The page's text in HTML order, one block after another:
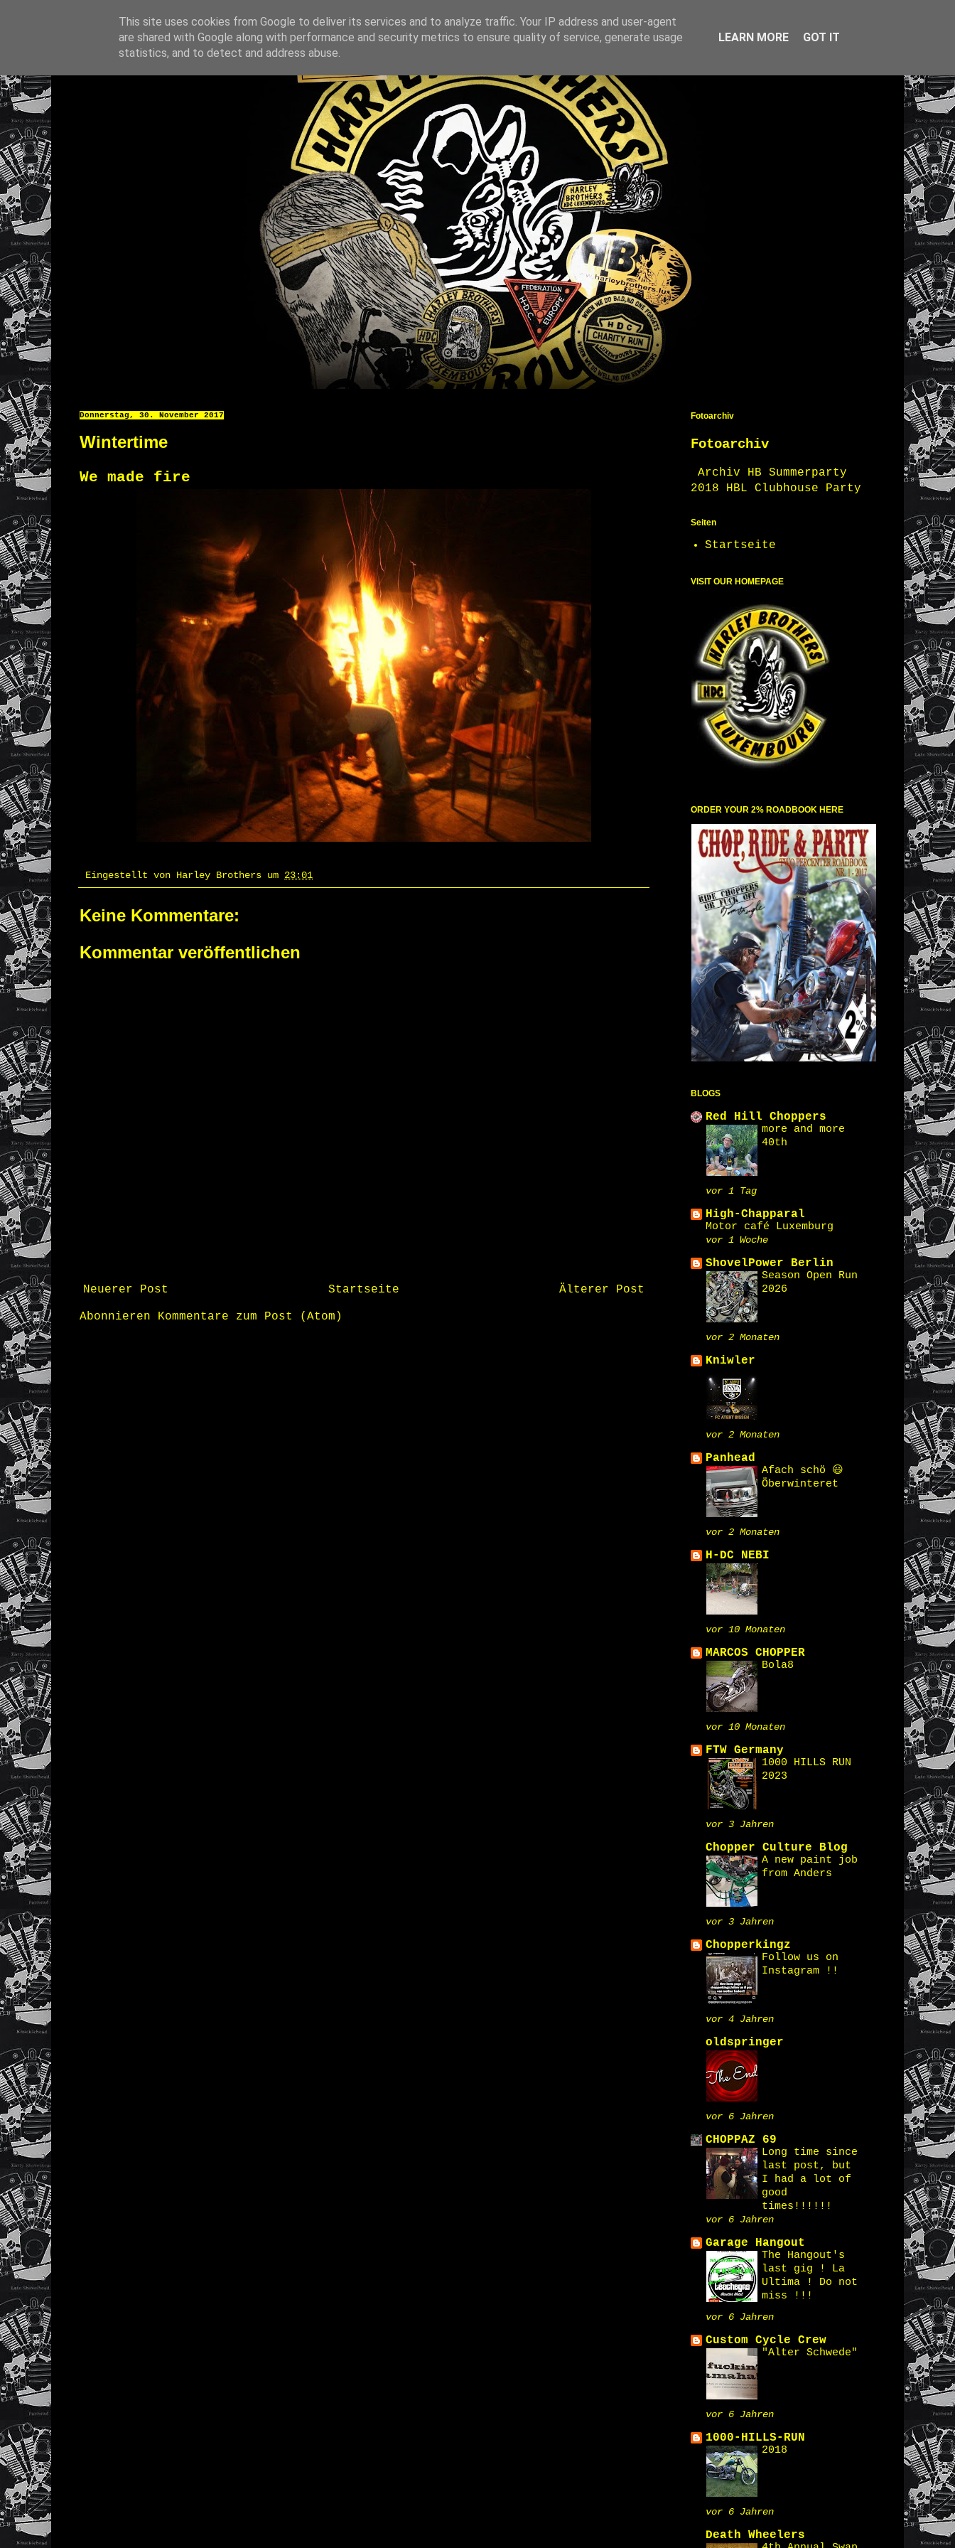
Donnerstag, 30. November 2017
Wintertime
We made fire
Eingestellt von Harley Brothers um 23:01
Keine Kommentare:
Kommentar veröffentlichen
Neuerer Post Älterer Post
Startseite
Abonnieren Kommentare zum Post (Atom)
Fotoarchiv
Fotoarchiv
Archiv HB Summerparty
2018 HBL Clubhouse Party
Seiten
Startseite
VISIT OUR HOMEPAGE
ORDER YOUR 2% ROADBOOK HERE
BLOGS
Red Hill Choppers
more and more
40th
vor 1 Tag
High-Chapparal
Motor café Luxemburg
vor 1 Woche
ShovelPower Berlin
Season Open Run
2026
vor 2 Monaten
Kniwler
vor 2 Monaten
Panhead
Afach schö 😃
Öberwinteret
vor 2 Monaten
H-DC NEBI
vor 10 Monaten
MARCOS CHOPPER
Bola8
vor 10 Monaten
FTW Germany
1000 HILLS RUN
2023
vor 3 Jahren
Chopper Culture Blog
A new paint job
from Anders
vor 3 Jahren
Chopperkingz
Follow us on
Instagram !!
vor 4 Jahren
oldspringer
vor 6 Jahren
CHOPPAZ 69
Long time since
last post, but
I had a lot of
good
times!!!!!!
vor 6 Jahren
Garage Hangout
The Hangout's
last gig ! La
Ultima ! Do not
miss !!!
vor 6 Jahren
Custom Cycle Crew
"Alter Schwede"
vor 6 Jahren
1000-HILLS-RUN
2018
vor 6 Jahren
Death Wheelers
This site uses cookies from Google to deliver its services and to analyze traffic. Your IP address and user-agent
are shared with Google along with performance and security metrics to ensure quality of service, generate usage
statistics, and to detect and address abuse.
LEARN MORE GOT IT